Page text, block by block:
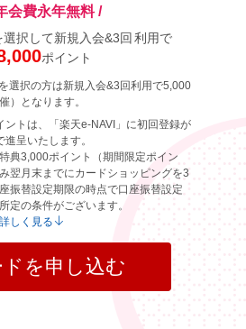
会費永年無料 /
択して新規入会&3回利用で
ポイント
選択の方は新規入会&3回利用で5,000
）となります。
ントは、「楽天e-NAVI」に初回登録が
呈いたします。
典3,000ポイント（期間限定ポイン
翌月末までにカードショッピングを3
振替設定期限の時点で口座振替設定
定の条件がございます。
しく見る
ドを申し込む